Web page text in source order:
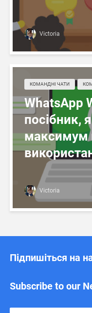
Victoria
КОМАНДНІ ЧАТИ
WhatsApp
посібник,
максимум
Victoria
Підпишіться на
Subscribe to our